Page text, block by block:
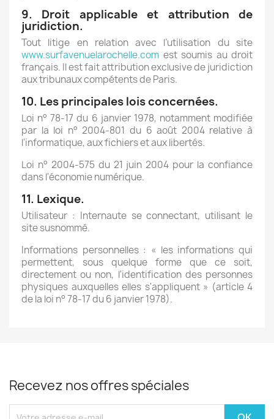
9. Droit applicable et attribution de
juridiction.
Tout litige en relation avec l’utilisation du site
www.surfavenuelarochelle.com est soumis au droit
français. Il est fait attribution exclusive de juridiction
aux tribunaux compétents de Paris.
10. Les principales lois concernées.
Loi n° 78-17 du 6 janvier 1978, notamment modifiée
par la loi n° 2004-801 du 6 août 2004 relative à
l'informatique, aux fichiers et aux libertés.
Loi n° 2004-575 du 21 juin 2004 pour la confiance
dans l'économie numérique.
11. Lexique.
Utilisateur : Internaute se connectant, utilisant le
site susnommé.
Informations personnelles : « les informations qui
permettent, sous quelque forme que ce soit,
directement ou non, l'identification des personnes
physiques auxquelles elles s'appliquent » (article 4
de la loi n° 78-17 du 6 janvier 1978).
Recevez nos offres spéciales